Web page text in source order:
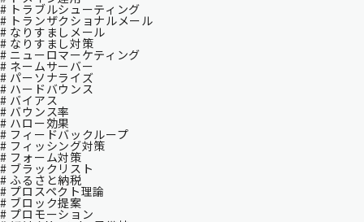
# トラブルシューティング
# トランザクショナルメール
# なりすましメール
# なりすまし対策
# ニューロマーケティング
# ネームサーバー
# パーソナライズ
# ハードバウンス
# バイアス
# バウンス率
# ハロー効果
# フィードバックループ
# フィッシング対策
# フォーム対策
# ブラックリスト
# ふるさと納税
# プロスペクト理論
# ブロック提案
# プロモーション